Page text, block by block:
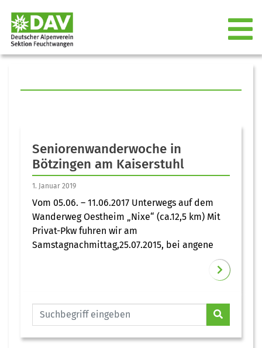
Seniorenwanderwoche in
Bötzingen am Kaiserstuhl
1. Januar 2019
Vom 05.06. – 11.06.2017 Unterwegs auf dem
Wanderweg Oestheim „Nixe“ (ca.12,5 km) Mit
Privat-Pkw fuhren wir am
Samstagnachmittag,25.07.2015, bei angene